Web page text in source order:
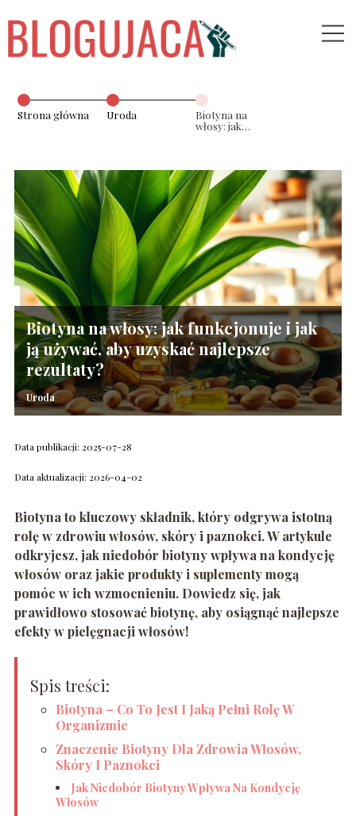
Strona główna Uroda
Biotyna na
włosy: jak
najlepsze
rezultaty?
Biotyna na włosy: jak funkcjonuje i jak
ją używać, aby uzyskać najlepsze
rezultaty?
Uroda
Data publikacji: 2025-07-28
Data aktualizacji: 2026-04-02
Biotyna to kluczowy składnik, który odgrywa istotną
rolę w zdrowiu włosów, skóry i paznokci. W artykule
odkryjesz, jak niedobór biotyny wpływa na kondycję
włosów oraz jakie produkty i suplementy mogą
pomóc w ich wzmocnieniu. Dowiedz się, jak
prawidłowo stosować biotynę, aby osiągnąć najlepsze
efekty w pielęgnacji włosów!
Spis treści:
Biotyna – Co To Jest I Jaką Pełni Rolę W
Organizmie
Znaczenie Biotyny Dla Zdrowia Włosów,
Skóry I Paznokci
Jak Niedobór Biotyny Wpływa Na Kondycję
Włosów